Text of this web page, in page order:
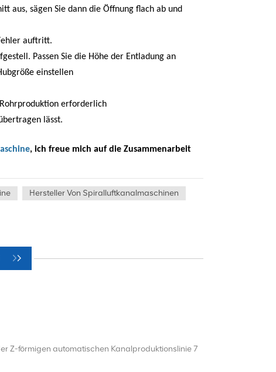
aus, sägen Sie dann die Öffnung flach ab und
auftritt.
Passen Sie die Höhe der Entladung an
einstellen
erforderlich
lässt.
, ich freue mich auf die Zusammenarbeit
Hersteller Von Spiralluftkanalmaschinen
Z-förmigen automatischen Kanalproduktionslinie 7